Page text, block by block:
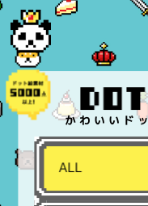
かわいいド